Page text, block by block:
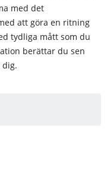
med det
att göra en ritning
tydliga mått som du
berättar du sen